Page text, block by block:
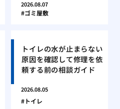
2026.08.07
ゴミ屋敷
トイレの水が止まらない
原因を確認して修理を依
頼する前の相談ガイド
2026.08.05
トイレ